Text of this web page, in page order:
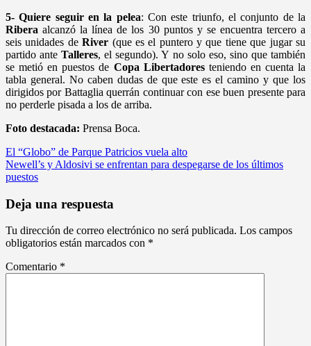
5- Quiere seguir en la pelea: Con este triunfo, el conjunto de la
Ribera alcanzó la línea de los 30 puntos y se encuentra tercero a
seis unidades deRiver (que es el puntero y que tiene que jugar su
partido anteTalleres, el segundo). Y no solo eso, sino que también
se metió en puestos de Copa Libertadoresteniendo en cuenta la
tabla general. No caben dudas de que este es el camino y que los
dirigidos por Battaglia querrán continuar con ese buen presente para
no perderle pisada a los de arriba.
Foto destacada: Prensa Boca.
Navegación
de
El “Globo” de Parque Patricios vuela alto
Newell’s y Aldosivi se enfrentan para despegarse de los últimos
puestos
Deja una respuesta
Tu dirección de correo electrónico no será publicada. Los campos
obligatorios están marcados con *
Comentario *